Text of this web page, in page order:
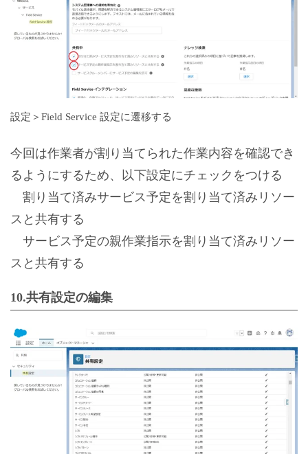
設定＞Field Service 設定に遷移する
今回は作業者が割り当てられた作業内容を確認でき
るようにするため、以下設定にチェックをつける
割り当て済みサービス予定を割り当て済みリソー
スと共有する
サービス予定の親作業指示を割り当て済みリソー
スと共有する
10.共有設定の編集